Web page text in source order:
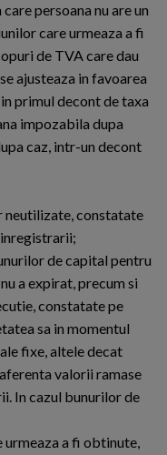
persoana nu are un
care urmeaza a fi
de TVA care dau
ajusteaza in favoarea
primul decont de taxa
impozabila dupa
caz, intr-un decont
neutilizate, constatate
de capital pentru
a expirat, precum si
constatate pe
sa in momentul
fixe, altele decat
valorii ramase
In cazul bunurilor de
a fi obtinute,